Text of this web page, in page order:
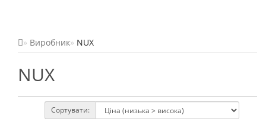
Виробник NUX
NUX
Сортувати: